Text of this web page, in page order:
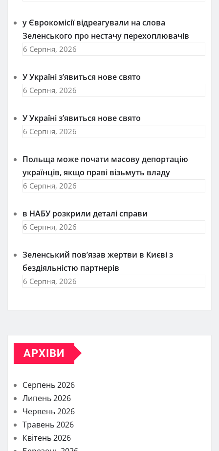
у Єврокомісії відреагували на слова
Зеленського про нестачу перехоплювачів
6 Серпня, 2026
У Україні з’явиться нове свято
6 Серпня, 2026
У Україні з’явиться нове свято
6 Серпня, 2026
Польща може почати масову депортацію
українців, якщо праві візьмуть владу
6 Серпня, 2026
в НАБУ розкрили деталі справи
6 Серпня, 2026
Зеленський пов’язав жертви в Києві з
бездіяльністю партнерів
6 Серпня, 2026
АРХІВИ
Серпень 2026
Липень 2026
Червень 2026
Травень 2026
Квітень 2026